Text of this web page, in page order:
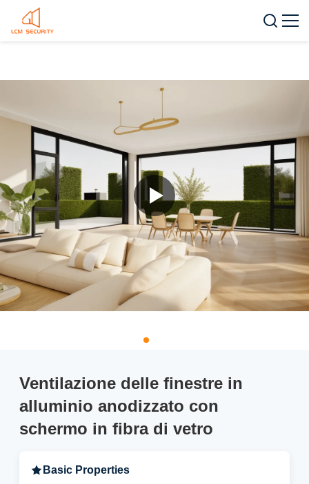
Ventilazione delle finestre in
alluminio anodizzato con
schermo in fibra di vetro
Basic Properties